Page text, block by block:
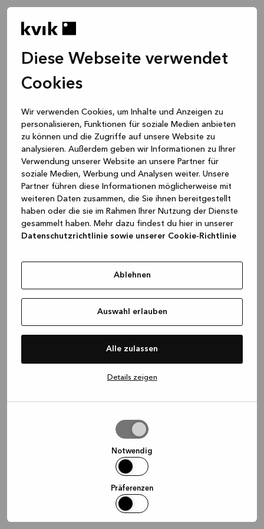
Diese Webseite verwendet
Cookies
Wir verwenden Cookies, um Inhalte und Anzeigen zu
personalisieren, Funktionen für soziale Medien anbieten
zu können und die Zugriffe auf unsere Website zu
analysieren. Außerdem geben wir Informationen zu Ihrer
Verwendung unserer Website an unsere Partner für
soziale Medien, Werbung und Analysen weiter. Unsere
Partner führen diese Informationen möglicherweise mit
weiteren Daten zusammen, die Sie ihnen bereitgestellt
haben oder die sie im Rahmen Ihrer Nutzung der Dienste
gesammelt haben. Mehr dazu findest du hier in unserer
Datenschutzrichtlinie sowie unserer Cookie-Richtlinie
Ablehnen
Auswahl erlauben
Alle zulassen
Details zeigen
Notwendig
Präferenzen
loadingwww.kvik.de (see the browser console for more
information)